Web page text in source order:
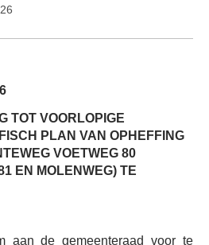
TOT VOORLOPIGE
PLAN VAN OPHEFFING
VOETWEG 80
EN MOLENWEG) TE
aan de gemeenteraad voor te